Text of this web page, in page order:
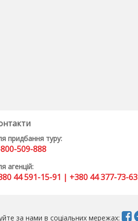
придбання туру:
509-888
агенцій:
44 591-15-91 | +380 44 377-73-63
за нами в соціальних мережах: